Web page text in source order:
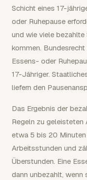
Schicht eines 17-
oder Ruhepause
und wie viele
kommen.
Essens- oder
17-Jähriger.
liefern den
Das Ergebnis der
Regeln zu geleisteten
etwa 5 bis 20
Arbeitsstunden und
Überstunden. Eine
dann unbezahlt,